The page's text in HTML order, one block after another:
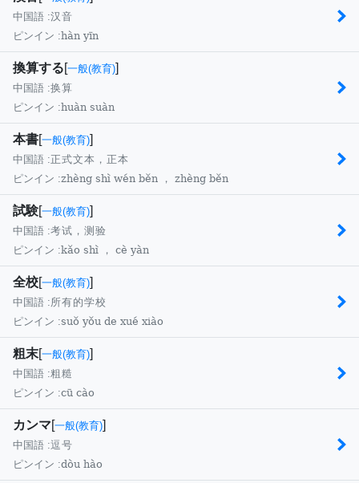
中国語 :汉音
ピンイン :hàn yīn
換算する[一般(教育)]
中国語 :换算
ピンイン :huàn suàn
本書[一般(教育)]
中国語 : 正式文本，正本
ピンイン :zhèng shì wén běn ， zhèng běn
試験[一般(教育)]
中国語 :考试，测验
ピンイン :kǎo shì ， cè yàn
全校[一般(教育)]
中国語 :所有的学校
ピンイン :suǒ yǒu de xué xiào
粗末[一般(教育)]
中国語 :粗糙
ピンイン :cū cào
カンマ[一般(教育)]
中国語 :逗号
ピンイン :dòu hào